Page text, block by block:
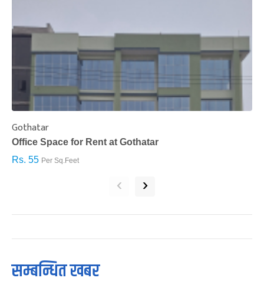
Gothatar
Office Space for Rent at Gothatar
Rs. 55 Per Sq.Feet
‹ ›
सम्बन्धित खबर